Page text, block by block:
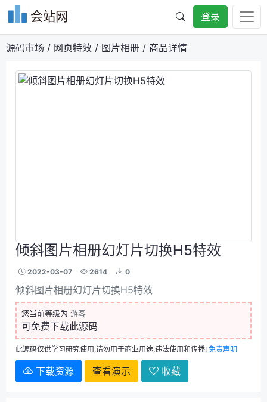
会站网 登录
源码市场 / 网页特效 / 图片相册 / 商品详情
倾斜图片相册幻灯片切换H5特效
2022-03-07 2614 0
倾斜图片相册幻灯片切换H5特效
您当前等级为 游客
可免费下载此源码
此源码仅供学习研究使用,请勿用于商业用途,违法使用和传播! 免责声明
下载资源 查看演示 收藏